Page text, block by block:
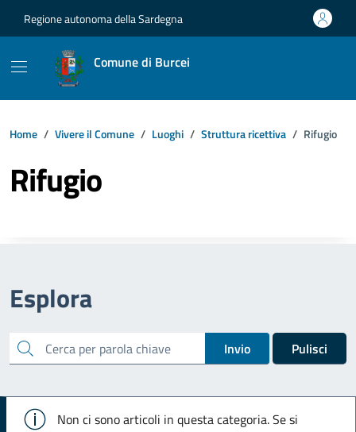
Regione autonoma della Sardegna
Comune di Burcei
Home Vivere il Comune Luoghi Struttura ricettiva Rifugio
Rifugio
Esplora
cerca Invio Pulisci
Info
Non ci sono articoli in questa categoria. Se si